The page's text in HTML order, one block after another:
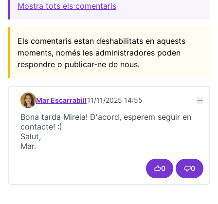
Mostra tots els comentaris
Els comentaris estan deshabilitats en aquests
moments, només les administradores poden
respondre o publicar-ne de nous.
Comentari 23683 (respon al comentari 23681)
Mar Escarrabill11/11/2025 14:55
Bona tarda Mireia! D'acord, esperem seguir en
contacte! :)
Salut,
Mar.
0 0